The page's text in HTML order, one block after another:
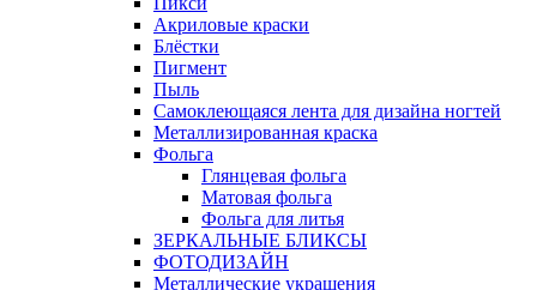
Акриловые краски
Блёстки
Пигмент
Пыль
Самоклеющаяся лента для дизайна ногтей
Металлизированная краска
Фольга
Глянцевая фольга
Матовая фольга
Фольга для литья
ЗЕРКАЛЬНЫЕ БЛИКСЫ
ФОТОДИЗАЙН
Металлические украшения